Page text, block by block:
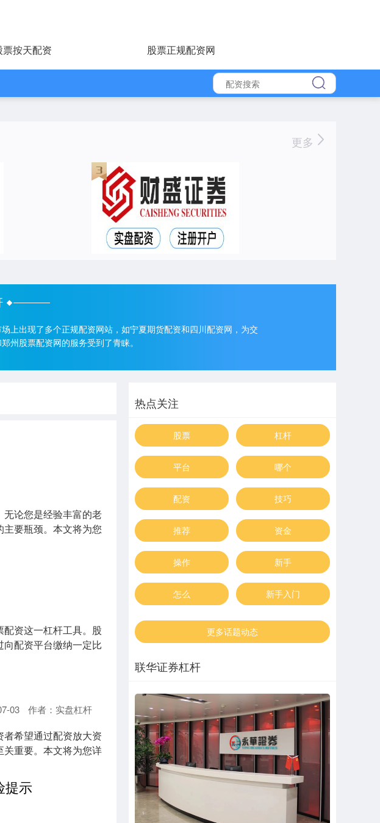
票按天配资 股票正规配资网
更多
上出现了多个正规配资网站，如宁夏期货配资和四川配资网，为交
州股票配资网的服务受到了青睐。
论您是经验丰富的老
要瓶颈。本文将为您
资这一杠杆工具。股
配资平台缴纳一定比
03 作者：实盘杠杆
希望通过配资放大资
重要。本文将为您详
提示
热点关注
股票 杠杆
平台 哪个
配资 技巧
推荐 资金
操作 新手
怎么 新手入门
更多话题动态
联华证券杠杆